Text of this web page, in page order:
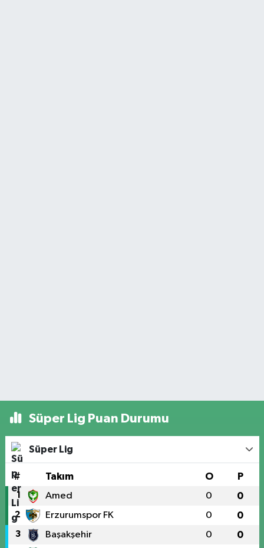
Süper Lig Puan Durumu
Süper Lig
# Takım O P
1 Amed 0 0
2 Erzurumspor FK 0 0
3 Başakşehir 0 0